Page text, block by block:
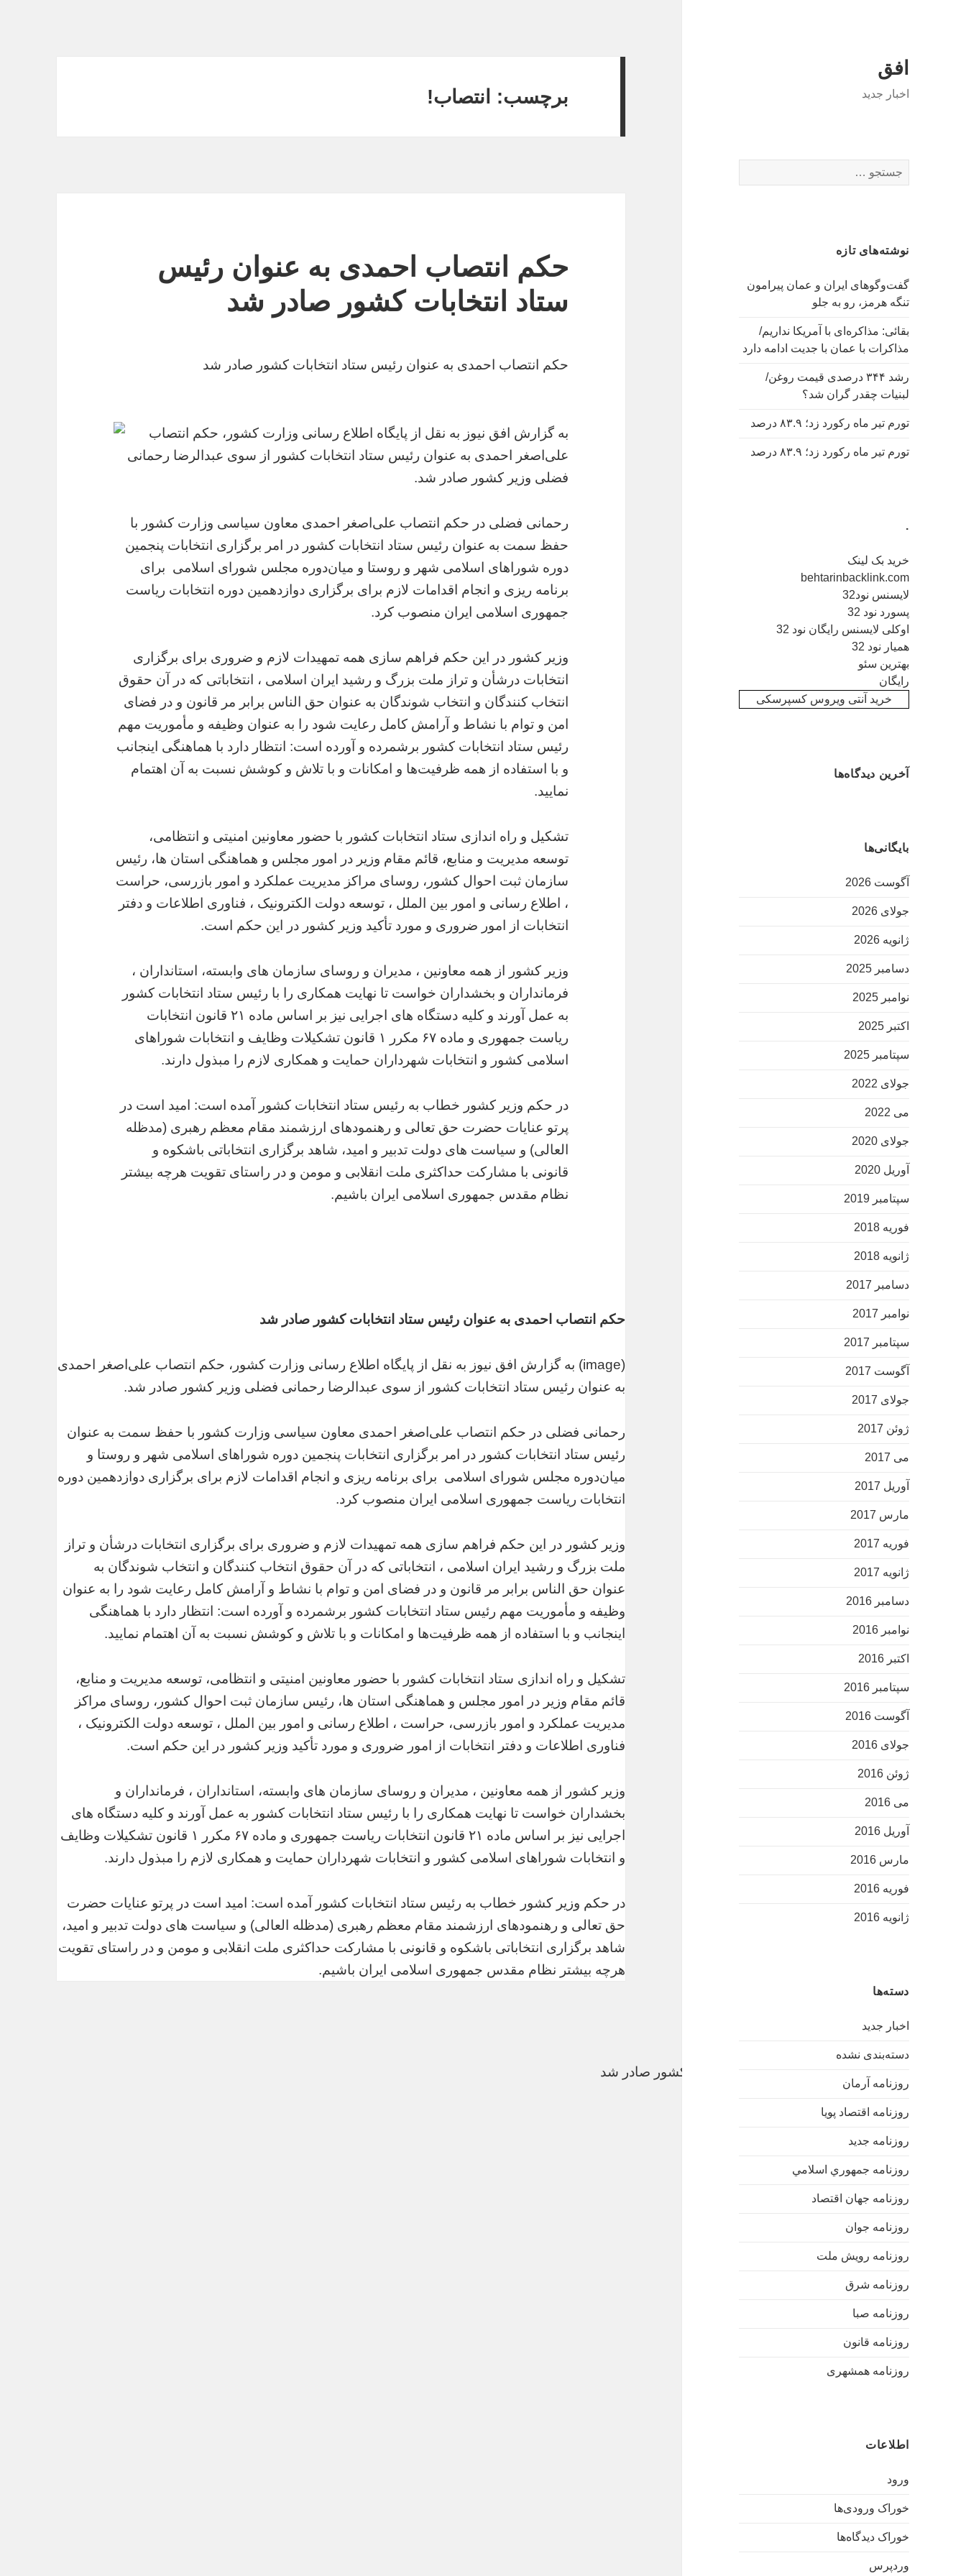
افق
اخبار جدید
برای:
نوشته‌های تازه
گفت‌وگوهای ایران و عمان پیرامون
تنگه هرمز، رو به جلو
بقائی: مذاکره‌ای با آمریکا نداریم/
مذاکرات با عمان با جدیت ادامه دارد
رشد ۳۴۴ درصدی قیمت روغن/
لبنیات چقدر گران شد؟
تورم تیر ماه رکورد زد؛ ۸۳.۹ درصد
تورم تیر ماه رکورد زد؛ ۸۳.۹ درصد
.
خرید بک لینک
behtarinbacklink.com
لایسنس نود32
پسورد نود 32
اوکلی لایسنس رایگان نود 32
همیار نود 32
بهترین سئو
رایگان
خرید آنتی ویروس کسپرسکی
آخرین دیدگاه‌ها
بایگانی‌ها
آگوست 2026
جولای 2026
ژانویه 2026
دسامبر 2025
نوامبر 2025
اکتبر 2025
سپتامبر 2025
جولای 2022
می 2022
جولای 2020
آوریل 2020
سپتامبر 2019
فوریه 2018
ژانویه 2018
دسامبر 2017
نوامبر 2017
سپتامبر 2017
آگوست 2017
جولای 2017
ژوئن 2017
می 2017
آوریل 2017
مارس 2017
فوریه 2017
ژانویه 2017
دسامبر 2016
نوامبر 2016
اکتبر 2016
سپتامبر 2016
آگوست 2016
جولای 2016
ژوئن 2016
می 2016
آوریل 2016
مارس 2016
فوریه 2016
ژانویه 2016
دسته‌ها
اخبار جدید
دسته‌بندی نشده
روزنامه آرمان
روزنامه اقتصاد پویا
روزنامه جدید
روزنامه جمهوري اسلامي
روزنامه جهان اقتصاد
روزنامه جوان
روزنامه رویش ملت
روزنامه شرق
روزنامه صبا
روزنامه قانون
روزنامه همشهری
اطلاعات
ورود
خوراک ورودی‌ها
خوراک دیدگاه‌ها
وردپرس
برچسب: انتصاب!
حکم انتصاب احمدی به عنوان رئیس
ستاد انتخابات کشور صادر شد
حکم انتصاب احمدی به عنوان رئیس ستاد انتخابات کشور صادر شد
به گزارش افق نیوز به نقل از پایگاه اطلاع رسانی وزارت کشور، حکم انتصاب
علی‌اصغر احمدی به عنوان رئیس ستاد انتخابات کشور از سوی عبدالرضا رحمانی
فضلی وزیر کشور صادر شد.
رحمانی فضلی در حکم انتصاب علی‌اصغر احمدی معاون سیاسی وزارت کشور با
حفظ سمت به عنوان رئیس ستاد انتخابات کشور در امر برگزاری انتخابات پنجمین
دوره شوراهای اسلامی شهر و روستا و میان‌دوره مجلس شورای اسلامی برای
برنامه ریزی و انجام اقدامات لازم برای برگزاری دوازدهمین دوره انتخابات ریاست
جمهوری اسلامی ایران منصوب کرد.
وزیر کشور در این حکم فراهم سازی همه تمهیدات لازم و ضروری برای برگزاری
انتخابات درشأن و تراز ملت بزرگ و رشید ایران اسلامی ، انتخاباتی که در آن حقوق
انتخاب کنندگان و انتخاب شوندگان به عنوان حق الناس برابر مر قانون و در فضای
امن و توام با نشاط و آرامش کامل رعایت شود را به عنوان وظیفه و مأموریت مهم
رئیس ستاد انتخابات کشور برشمرده و آورده است: انتظار دارد با هماهنگی اینجانب
و با استفاده از همه ظرفیت‌ها و امکانات و با تلاش و کوشش نسبت به آن اهتمام
نمایید.
تشکیل و راه اندازی ستاد انتخابات کشور با حضور معاونین امنیتی و انتظامی،
توسعه مدیریت و منابع، قائم مقام وزیر در امور مجلس و هماهنگی استان ها، رئیس
سازمان ثبت احوال کشور، روسای مراکز مدیریت عملکرد و امور بازرسی، حراست
، اطلاع رسانی و امور بین الملل ، توسعه دولت الکترونیک ، فناوری اطلاعات و دفتر
انتخابات از امور ضروری و مورد تأکید وزیر کشور در این حکم است.
وزیر کشور از همه معاونین ، مدیران و روسای سازمان های وابسته، استانداران ،
فرمانداران و بخشداران خواست تا نهایت همکاری را با رئیس ستاد انتخابات کشور
به عمل آورند و کلیه دستگاه های اجرایی نیز بر اساس ماده ۲۱ قانون انتخابات
ریاست جمهوری و ماده ۶۷ مکرر ۱ قانون تشکیلات وظایف و انتخابات شوراهای
اسلامی کشور و انتخابات شهرداران حمایت و همکاری لازم را مبذول دارند.
در حکم وزیر کشور خطاب به رئیس ستاد انتخابات کشور آمده است: امید است در
پرتو عنایات حضرت حق تعالی و رهنمودهای ارزشمند مقام معظم رهبری (مدظله
العالی) و سیاست های دولت تدبیر و امید، شاهد برگزاری انتخاباتی باشکوه و
قانونی با مشارکت حداکثری ملت انقلابی و مومن و در راستای تقویت هرچه بیشتر
نظام مقدس جمهوری اسلامی ایران باشیم.
حکم انتصاب احمدی به عنوان رئیس ستاد انتخابات کشور صادر شد
(image) به گزارش افق نیوز به نقل از پایگاه اطلاع رسانی وزارت کشور، حکم انتصاب علی‌اصغر احمدی
به عنوان رئیس ستاد انتخابات کشور از سوی عبدالرضا رحمانی فضلی وزیر کشور صادر شد.
رحمانی فضلی در حکم انتصاب علی‌اصغر احمدی معاون سیاسی وزارت کشور با حفظ سمت به عنوان
رئیس ستاد انتخابات کشور در امر برگزاری انتخابات پنجمین دوره شوراهای اسلامی شهر و روستا و
میان‌دوره مجلس شورای اسلامی برای برنامه ریزی و انجام اقدامات لازم برای برگزاری دوازدهمین دوره
انتخابات ریاست جمهوری اسلامی ایران منصوب کرد.
وزیر کشور در این حکم فراهم سازی همه تمهیدات لازم و ضروری برای برگزاری انتخابات درشأن و تراز
ملت بزرگ و رشید ایران اسلامی ، انتخاباتی که در آن حقوق انتخاب کنندگان و انتخاب شوندگان به
عنوان حق الناس برابر مر قانون و در فضای امن و توام با نشاط و آرامش کامل رعایت شود را به عنوان
وظیفه و مأموریت مهم رئیس ستاد انتخابات کشور برشمرده و آورده است: انتظار دارد با هماهنگی
اینجانب و با استفاده از همه ظرفیت‌ها و امکانات و با تلاش و کوشش نسبت به آن اهتمام نمایید.
تشکیل و راه اندازی ستاد انتخابات کشور با حضور معاونین امنیتی و انتظامی، توسعه مدیریت و منابع،
قائم مقام وزیر در امور مجلس و هماهنگی استان ها، رئیس سازمان ثبت احوال کشور، روسای مراکز
مدیریت عملکرد و امور بازرسی، حراست ، اطلاع رسانی و امور بین الملل ، توسعه دولت الکترونیک ،
فناوری اطلاعات و دفتر انتخابات از امور ضروری و مورد تأکید وزیر کشور در این حکم است.
وزیر کشور از همه معاونین ، مدیران و روسای سازمان های وابسته، استانداران ، فرمانداران و
بخشداران خواست تا نهایت همکاری را با رئیس ستاد انتخابات کشور به عمل آورند و کلیه دستگاه های
اجرایی نیز بر اساس ماده ۲۱ قانون انتخابات ریاست جمهوری و ماده ۶۷ مکرر ۱ قانون تشکیلات وظایف
و انتخابات شوراهای اسلامی کشور و انتخابات شهرداران حمایت و همکاری لازم را مبذول دارند.
در حکم وزیر کشور خطاب به رئیس ستاد انتخابات کشور آمده است: امید است در پرتو عنایات حضرت
حق تعالی و رهنمودهای ارزشمند مقام معظم رهبری (مدظله العالی) و سیاست های دولت تدبیر و امید،
شاهد برگزاری انتخاباتی باشکوه و قانونی با مشارکت حداکثری ملت انقلابی و مومن و در راستای تقویت
هرچه بیشتر نظام مقدس جمهوری اسلامی ایران باشیم.
حکم انتصاب احمدی به عنوان رئیس ستاد انتخابات کشور صادر شد